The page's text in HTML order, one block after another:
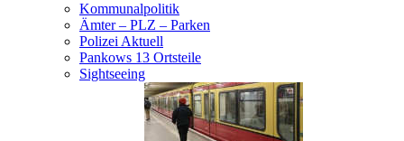
Kommunalpolitik
Ämter – PLZ – Parken
Polizei Aktuell
Pankows 13 Ortsteile
Sightseeing